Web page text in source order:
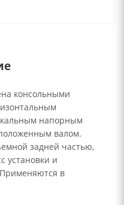
консольными
напорным
валом.
задней частью,
установки и
в